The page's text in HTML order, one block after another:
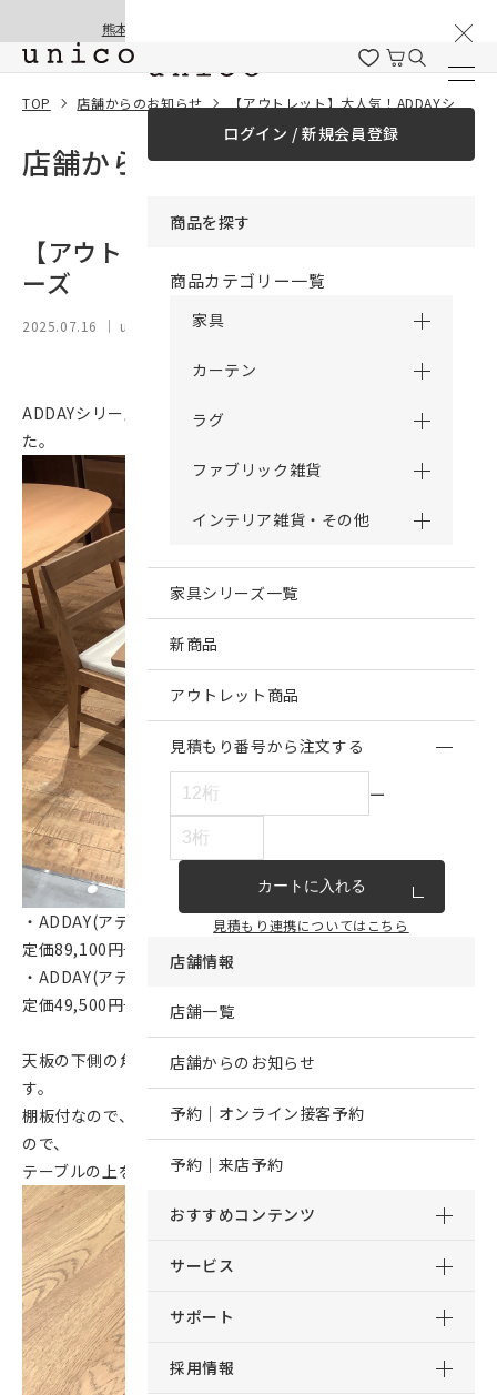
熊本地震の影響による配送遅延と停止について
ログイン / 新規会員登録
商品を探す
商品カテゴリー一覧
家具
カーテン
ラグ
ファブリック雑貨
インテリア雑貨・その他
家具シリーズ一覧
新商品
アウトレット商品
見積もり番号から注文する
ー
カートに入れる
見積もり連携についてはこちら
店舗情報
店舗一覧
店舗からのお知らせ
予約｜オンライン接客予約
予約｜来店予約
おすすめコンテンツ
サービス
サポート
採用情報
TOP 店舗からのお知らせ 【アウトレット】大人気！ADDAYシリーズ
店舗からのお知らせ
【アウトレット】大人気！ADDAYシリ
ーズ
2025.07.16 ｜ unico stock
ADDAYシリーズのダイニングテーブルとベンチが入荷しまし
た。
・ADDAY(アディ) ダイニングテーブル W1500 ウレタン塗装
定価89,100円→71,280円（アウトレット品20％OFF）
・ADDAY(アディ) ベンチバックレスト ベージュ
定価49,500円→39,600円（アウトレット品20％OFF）
天板の下側の角が丸く面取りされているためお子様も安心で
す。
棚板付なので、読みかけの雑誌やリモコンなどすぐにしまえる
ので、
テーブルの上をすっきりとした状態に保つことが出来ます。